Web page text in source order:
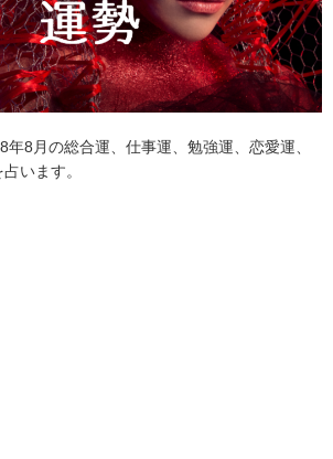
8月の総合運、仕事運、勉強運、恋愛運、
います。